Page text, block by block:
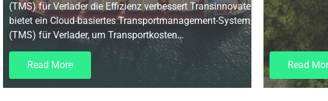
(TMS) für Verlader die Effizienz verbessert Transinnovate
bietet ein Cloud-basiertes Transportmanagement-System
(TMS) für Verlader, um Transportkosten…
Read More Read